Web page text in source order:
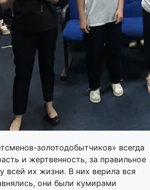
золотодобытчиков» всегда
и жертвенность, за правильное
всей их жизни. В них верила вся
они были кумирами